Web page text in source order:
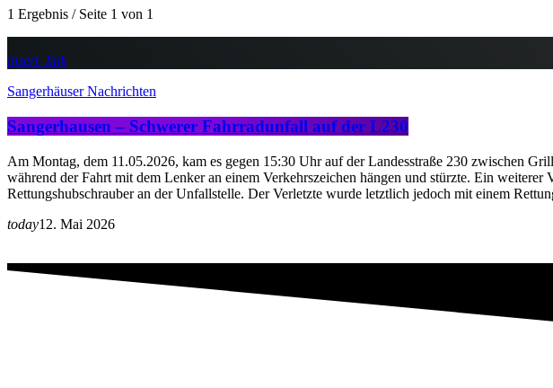
1 Ergebnis / Seite 1 von 1
insert_link
Sangerhäuser Nachrichten
Sangerhausen – Schwerer Fahrradunfall auf der L230
Am Montag, dem 11.05.2026, kam es gegen 15:30 Uhr auf der Landesstraße 230 zwischen
während der Fahrt mit dem Lenker an einem Verkehrszeichen hängen und stürzte. Ein
Rettungshubschrauber an der Unfallstelle. Der Verletzte wurde letztlich jedoch mit einem
today12. Mai 2026